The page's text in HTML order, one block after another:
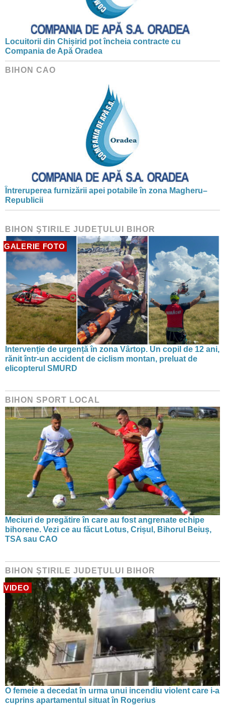
Locuitorii din Chișirid pot încheia contracte cu
Compania de Apă Oradea
BIHON CAO
Întreruperea furnizării apei potabile în zona Magheru–
Republicii
BIHON ŞTIRILE JUDEŢULUI BIHOR
GALERIE FOTO
Intervenție de urgență în zona Vârtop. Un copil de 12 ani,
rănit într-un accident de ciclism montan, preluat de
elicopterul SMURD
BIHON SPORT LOCAL
Meciuri de pregătire în care au fost angrenate echipe
bihorene. Vezi ce au făcut Lotus, Crișul, Bihorul Beiuș,
TSA sau CAO
BIHON ŞTIRILE JUDEŢULUI BIHOR
VIDEO
O femeie a decedat în urma unui incendiu violent care i-a
cuprins apartamentul situat în Rogerius